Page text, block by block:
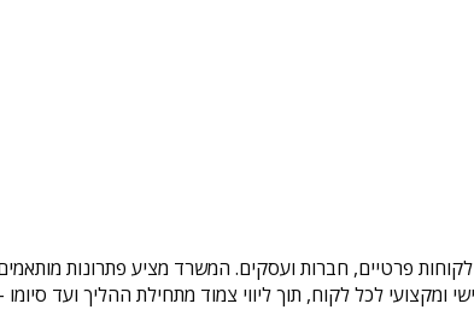
לקוחות פרטיים, חברות ועסקים. המשרד מציע פתרונות
ומקצועי לכל לקוח, תוך ליווי צמוד מתחילת ההליך ועד